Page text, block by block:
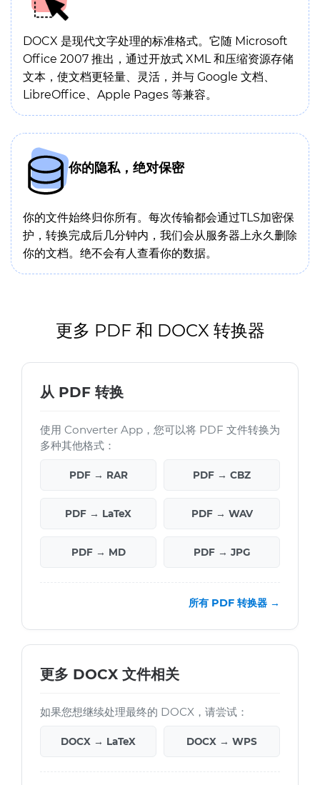
DOCX 是现代文字处理的标准格式。它随 Microsoft
Office 2007 推出，通过开放式 XML 和压缩资源存储
文本，使文档更轻量、灵活，并与 Google 文档、
LibreOffice、Apple Pages 等兼容。
你的隐私，绝对保密
你的文件始终归你所有。每次传输都会通过TLS加密保
护，转换完成后几分钟内，我们会从服务器上永久删除
你的文档。绝不会有人查看你的数据。
更多 PDF 和 DOCX 转换器
从 PDF 转换
使用 Converter App，您可以将 PDF 文件转换为
多种其他格式：
PDF → RAR PDF → CBZ
PDF → LaTeX PDF → WAV
PDF → MD PDF → JPG
所有 PDF 转换器 →
更多 DOCX 文件相关
如果您想继续处理最终的 DOCX，请尝试：
DOCX → LaTeX DOCX → WPS